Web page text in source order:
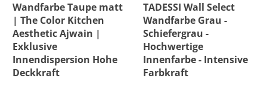
Wandfarbe Taupe matt
| The Color Kitchen
Aesthetic Ajwain |
Exklusive
Innendispersion Hohe
Deckkraft
TADESSI Wall Select
Wandfarbe Grau -
Schiefergrau -
Hochwertige
Innenfarbe - Intensive
Farbkraft